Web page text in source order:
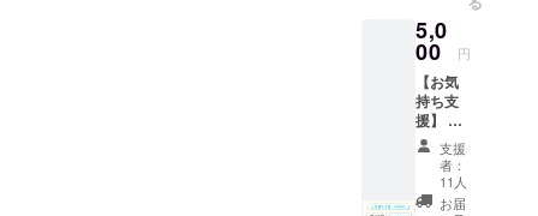
行でお
出しす
る新デ
ザイン
です ＜
神酒に
ついて
＞ ※20
歳未満
の者に
高さ約
18cm、
12cm
・正式
参拝 直
接来て
いただ
ける方
には、
種）高
さ約
4.5cm
、幅約
3cm ・
おみく
じ（二
種）高
さ約
5cm、
幅約
5,0
00 円
【お気
持ち支
援】 ・
お礼の
メール
・お名
前を記
支援
者：
11人
お届